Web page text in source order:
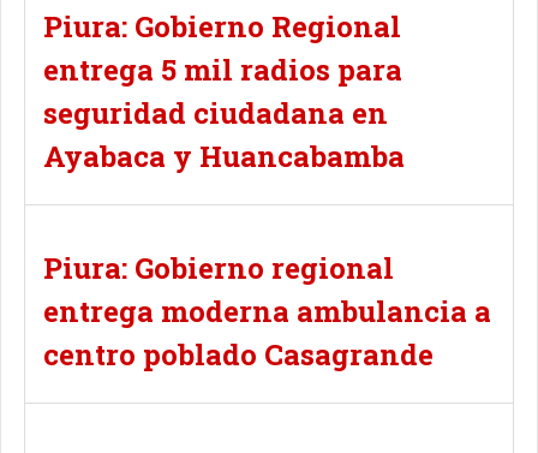
Piura: Gobierno Regional
entrega 5 mil radios para
seguridad ciudadana en
Ayabaca y Huancabamba
Piura: Gobierno regional
entrega moderna ambulancia a
centro poblado Casagrande